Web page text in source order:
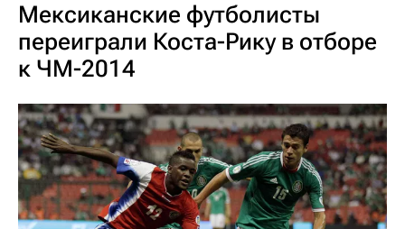
Мексиканские футболисты
переиграли Коста-Рику в отборе
к ЧМ-2014